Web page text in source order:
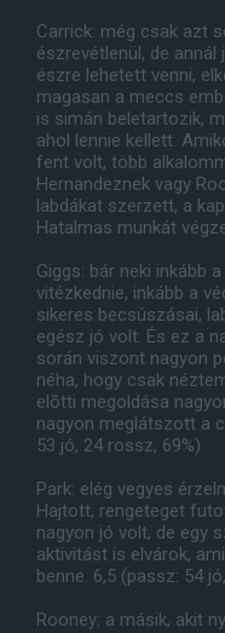
Carrick: még csak azt
észrevétlenül, de
észre lehetett venni,
magasan a meccs
is simán beletartozik,
ahol lennie kellett.
fent volt, több
Hernandeznek vagy
labdákat szerzett, a
Hatalmas munkát
Giggs: bár neki inkább
vitézkednie, inkább a
sikeres becsúszásai,
egész jó volt. És ez a
során viszont nagyon
néha, hogy csak
elõtti megoldása
nagyon meglátszott a
53 jó, 24 rossz, 69%)
Park: elég vegyes
Hajtott, rengeteget
nagyon jó volt, de egy
aktivitást is elvárok,
benne. 6,5 (passz: 54
Rooney: a másik, akit